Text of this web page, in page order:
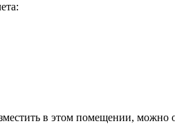
в этом помещении, можно